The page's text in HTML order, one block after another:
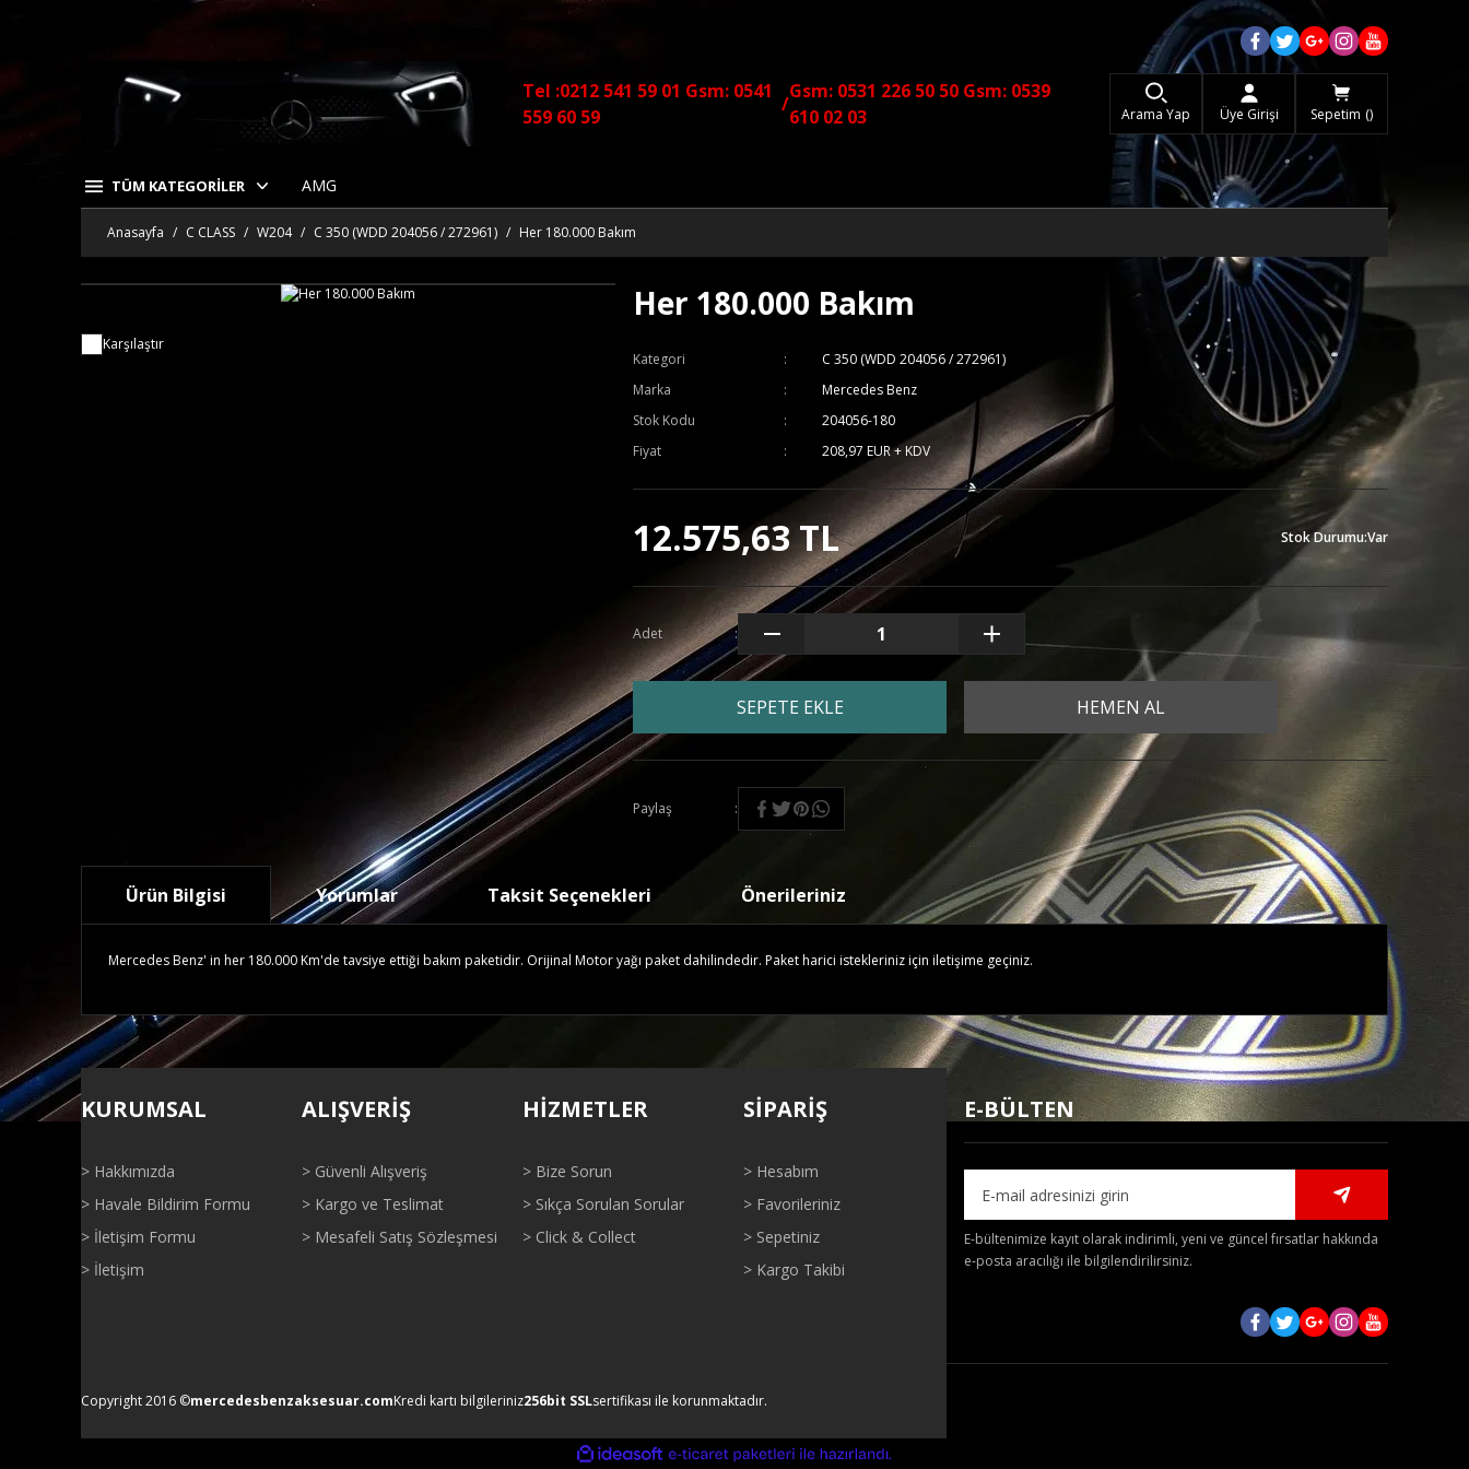
Tel :0212 541 59 01 Gsm: 0541
559 60 59
/
Gsm: 0531 226 50 50 Gsm: 0539
610 02 03
Arama Yap Üye Girişi Sepetim
TÜM KATEGORİLER AMG
Anasayfa C CLASS W204 C 350 (WDD 204056 / 272961) Her 180.000 Bakım
Karşılaştır
Her 180.000 Bakım
Kategori
C 350 (WDD 204056 / 272961)
Marka
Mercedes Benz
Stok Kodu
204056-180
Fiyat
208,97 EUR + KDV
12.575,63 TL Stok Durumu:Var
Adet
SEPETE EKLE HEMEN AL
Paylaş
Ürün Bilgisi Yorumlar Taksit Seçenekleri Önerileriniz
Mercedes Benz' in her 180.000 Km'de tavsiye ettiği bakım paketidir. Orijinal Motor yağı paket dahilindedir. Paket harici istekleriniz için iletişime geçiniz.
Bu ürünün fiyat bilgisi, resim, ürün açıklamalarında ve diğer konularda yetersiz gördüğünüz noktaları öneri formunu kullanarak tarafımıza iletebilirsiniz.
Görüş ve önerileriniz için teşekkür ederiz.
Ürün resmi kalitesiz, bozuk veya görüntülenemiyor.
Ürün fiyatı diğer sitelerden daha pahalı.
Gönder
KURUMSAL
> Hakkımızda
> Havale Bildirim Formu
> İletişim Formu
> İletişim
ALIŞVERİŞ
> Güvenli Alışveriş
> Kargo ve Teslimat
> Mesafeli Satış Sözleşmesi
HİZMETLER
> Bize Sorun
> Sıkça Sorulan Sorular
> Click & Collect
SİPARİŞ
> Hesabım
> Favorileriniz
> Sepetiniz
> Kargo Takibi
E-BÜLTEN
E-bültenimize kayıt olarak indirimli, yeni ve güncel fırsatlar hakkında
e-posta aracılığı ile bilgilendirilirsiniz.
Copyright 2016 ©mercedesbenzaksesuar.comKredi kartı bilgileriniz256bit SSLsertifikası ile korunmaktadır.
ideasoft
e-